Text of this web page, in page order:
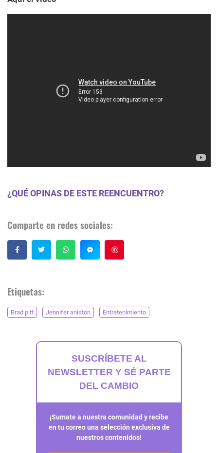
¿QUÉ OPINAS DE ESTE REENCUENTRO?
Comparte en redes sociales:
Etiquetas:
Brad pitt Jennifer aniston Entretenimiento
SUSCRÍBETE AL
NEWSLETTER Y SÉ PARTE
DEL CAMBIO
¡Sumate a nuestra comunidad y recibe
en tu correo una selección exclusiva de
nuestros contenidos!